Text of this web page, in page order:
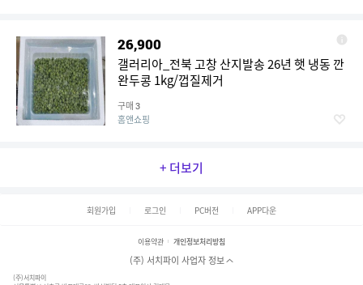
26,900
갤러리아_전북 고창 산지발송 26년 햇 냉동 깐
완두콩 1kg/껍질제거
구매 3
홈앤쇼핑
+ 더보기
회원가입 로그인 PC버전 APP다운
이용약관 개인정보처리방침
(주) 서치파이 사업자 정보
(주)서치파이